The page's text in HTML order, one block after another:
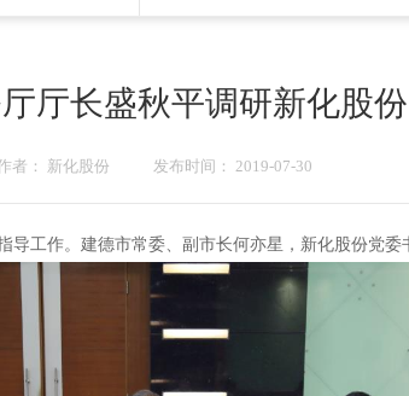
厅长盛秋平调研新化股份
者： 新化股份 发布时间： 2019-07-30
作。建德市常委、副市长何亦星，新化股份党委